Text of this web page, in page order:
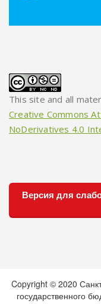
This site and all
Creative Commons
NoDerivatives 4.0
Версия для
Copyright © 2020
государственного